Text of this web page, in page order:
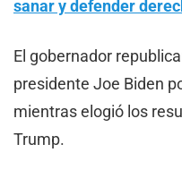
sanar y defender
El gobernador
presidente Joe Biden
mientras elogió los
Trump.